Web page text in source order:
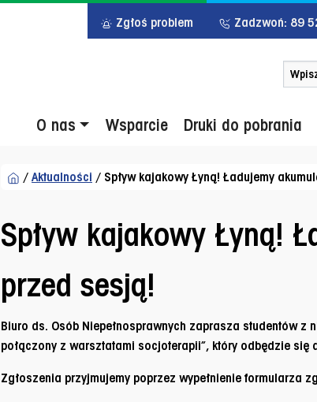
Zgłoś problem
Zadzwoń: 89
Menu główne
O nas Wsparcie Druki do pobrania
/ Aktualności / Spływ kajakowy Łyną! Ładujemy
Spływ kajakowy Łyną!
przed sesją!
Biuro ds. Osób Niepełnosprawnych zaprasza studentów z
połączony z warsztatami socjoterapii”, który odbędzie
Zgłoszenia przyjmujemy poprzez wypełnienie formularza